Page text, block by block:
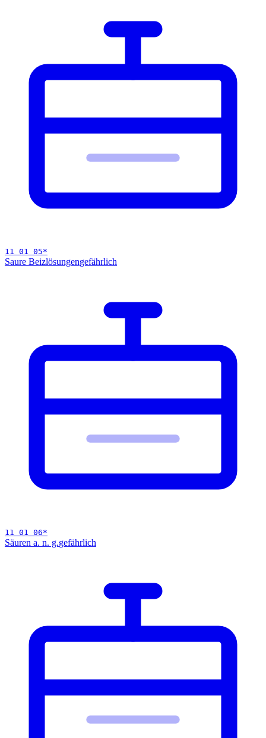
11 01 05*
Saure Beizlösungengefährlich
11 01 06*
Säuren a. n. g.gefährlich